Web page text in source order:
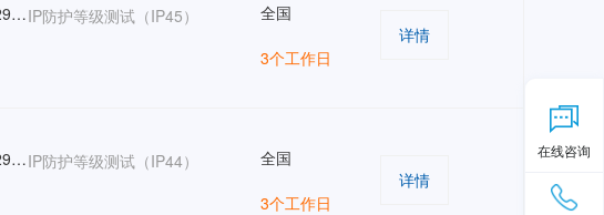
GB/T 4208-2017 ; IEC 60529:2013 ; EN 60529:1991+A1:2000+A2:2013IP防护等级测试（IP45） 全国
3个工作日
详情
GB/T 4208-2017 ; IEC 60529:2013 ; EN 60529:1991+A1:2000+A2:2013IP防护等级测试（IP44） 全国
3个工作日
详情
在线咨询